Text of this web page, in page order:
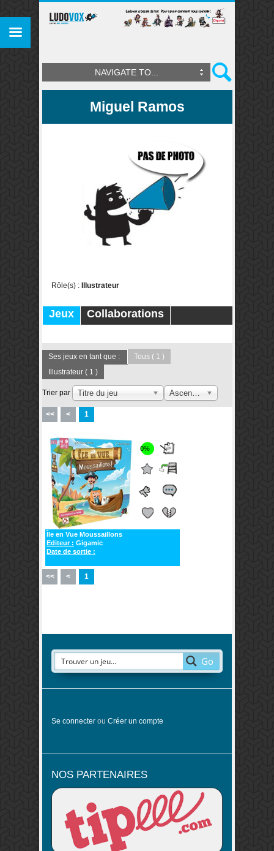
NAVIGATE TO...
Miguel Ramos
Rôle(s) : Illustrateur
Jeux
Collaborations
Ses jeux en tant que : Tous ( 1 )
Illustrateur ( 1 )
Trier par Titre du jeu
<< < 1
0%
Île en Vue Moussaillons
Editeur : Gigamic
Date de sortie :
<< < 1
Go
Se connecter ou Créer un compte
NOS PARTENAIRES